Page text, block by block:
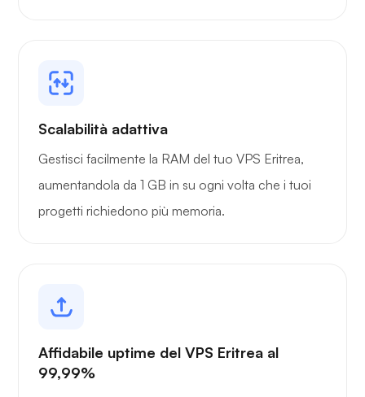
Scalabilità adattiva
Gestisci facilmente la RAM del tuo VPS Eritrea,
aumentandola da 1 GB in su ogni volta che i tuoi
progetti richiedono più memoria.
Affidabile uptime del VPS Eritrea al
99,99%